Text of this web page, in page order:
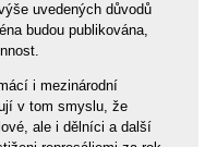
uvedených důvodů
budou publikována,
i mezinárodní
v tom smyslu, že
ale i dělníci a další